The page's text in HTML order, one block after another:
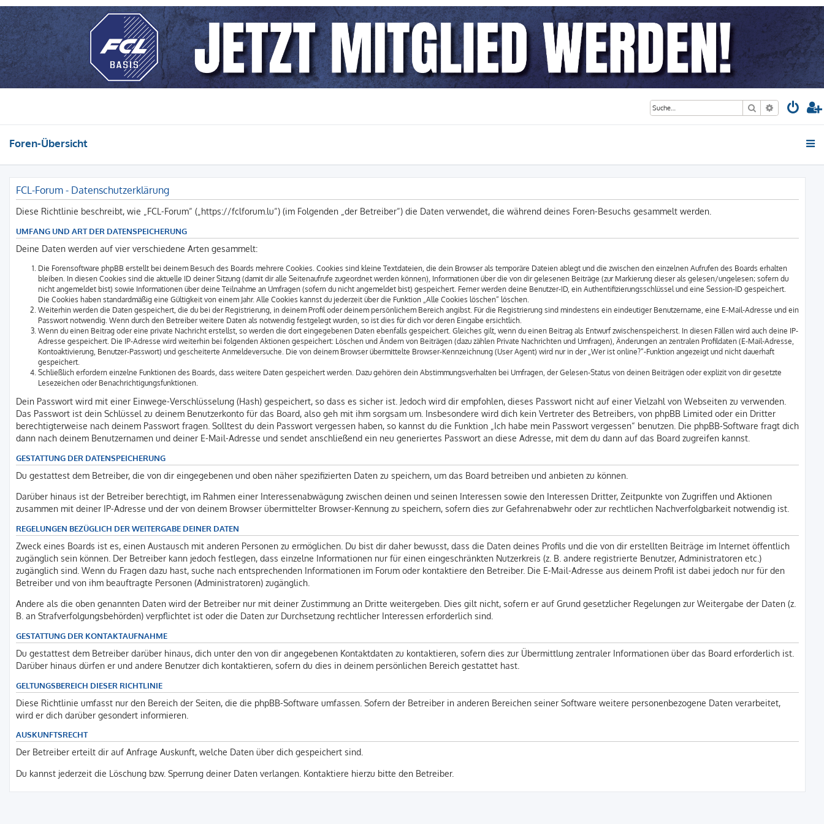
Suche Erweiterte
Foren-Übersicht
FCL-Forum - Datenschutzerklärung
Diese Richtlinie beschreibt, wie „FCL-Forum“ („https://fclforum.lu“) (im Folgenden „der Betreiber“) die Daten verwendet, die während deines Foren-Besuchs gesammelt werden.
UMFANG UND ART DER DATENSPEICHERUNG
Deine Daten werden auf vier verschiedene Arten gesammelt:
Die Forensoftware phpBB erstellt bei deinem Besuch des Boards mehrere Cookies. Cookies sind kleine Textdateien, die dein Browser als temporäre Dateien ablegt und die zwischen den einzelnen Aufrufen des Boards erhalten
bleiben. In diesen Cookies sind die aktuelle ID deiner Sitzung (damit dir alle Seitenaufrufe zugeordnet werden können), Informationen über die von dir gelesenen Beiträge (zur Markierung dieser als gelesen/ungelesen; sofern du
nicht angemeldet bist) sowie Informationen über deine Teilnahme an Umfragen (sofern du nicht angemeldet bist) gespeichert. Ferner werden deine Benutzer-ID, ein Authentifizierungsschlüssel und eine Session-ID gespeichert.
Die Cookies haben standardmäßig eine Gültigkeit von einem Jahr. Alle Cookies kannst du jederzeit über die Funktion „Alle Cookies löschen“ löschen.
Weiterhin werden die Daten gespeichert, die du bei der Registrierung, in deinem Profil oder deinem persönlichem Bereich angibst. Für die Registrierung sind mindestens ein eindeutiger Benutzername, eine E-Mail-Adresse und ein
Passwort notwendig. Wenn durch den Betreiber weitere Daten als notwendig festgelegt wurden, so ist dies für dich vor deren Eingabe ersichtlich.
Wenn du einen Beitrag oder eine private Nachricht erstellst, so werden die dort eingegebenen Daten ebenfalls gespeichert. Gleiches gilt, wenn du einen Beitrag als Entwurf zwischenspeicherst. In diesen Fällen wird auch deine IP-
Adresse gespeichert. Die IP-Adresse wird weiterhin bei folgenden Aktionen gespeichert: Löschen und Ändern von Beiträgen (dazu zählen Private Nachrichten und Umfragen), Änderungen an zentralen Profildaten (E-Mail-Adresse,
Kontoaktivierung, Benutzer-Passwort) und gescheiterte Anmeldeversuche. Die von deinem Browser übermittelte Browser-Kennzeichnung (User Agent) wird nur in der „Wer ist online?“-Funktion angezeigt und nicht dauerhaft
gespeichert.
Schließlich erfordern einzelne Funktionen des Boards, dass weitere Daten gespeichert werden. Dazu gehören dein Abstimmungsverhalten bei Umfragen, der Gelesen-Status von deinen Beiträgen oder explizit von dir gesetzte
Lesezeichen oder Benachrichtigungsfunktionen.
Dein Passwort wird mit einer Einwege-Verschlüsselung (Hash) gespeichert, so dass es sicher ist. Jedoch wird dir empfohlen, dieses Passwort nicht auf einer Vielzahl von Webseiten zu verwenden.
Das Passwort ist dein Schlüssel zu deinem Benutzerkonto für das Board, also geh mit ihm sorgsam um. Insbesondere wird dich kein Vertreter des Betreibers, von phpBB Limited oder ein Dritter
berechtigterweise nach deinem Passwort fragen. Solltest du dein Passwort vergessen haben, so kannst du die Funktion „Ich habe mein Passwort vergessen“ benutzen. Die phpBB-Software fragt dich
dann nach deinem Benutzernamen und deiner E-Mail-Adresse und sendet anschließend ein neu generiertes Passwort an diese Adresse, mit dem du dann auf das Board zugreifen kannst.
GESTATTUNG DER DATENSPEICHERUNG
Du gestattest dem Betreiber, die von dir eingegebenen und oben näher spezifizierten Daten zu speichern, um das Board betreiben und anbieten zu können.
Darüber hinaus ist der Betreiber berechtigt, im Rahmen einer Interessenabwägung zwischen deinen und seinen Interessen sowie den Interessen Dritter, Zeitpunkte von Zugriffen und Aktionen
zusammen mit deiner IP-Adresse und der von deinem Browser übermittelter Browser-Kennung zu speichern, sofern dies zur Gefahrenabwehr oder zur rechtlichen Nachverfolgbarkeit notwendig ist.
REGELUNGEN BEZÜGLICH DER WEITERGABE DEINER DATEN
Zweck eines Boards ist es, einen Austausch mit anderen Personen zu ermöglichen. Du bist dir daher bewusst, dass die Daten deines Profils und die von dir erstellten Beiträge im Internet öffentlich
zugänglich sein können. Der Betreiber kann jedoch festlegen, dass einzelne Informationen nur für einen eingeschränkten Nutzerkreis (z. B. andere registrierte Benutzer, Administratoren etc.)
zugänglich sind. Wenn du Fragen dazu hast, suche nach entsprechenden Informationen im Forum oder kontaktiere den Betreiber. Die E-Mail-Adresse aus deinem Profil ist dabei jedoch nur für den
Betreiber und von ihm beauftragte Personen (Administratoren) zugänglich.
Andere als die oben genannten Daten wird der Betreiber nur mit deiner Zustimmung an Dritte weitergeben. Dies gilt nicht, sofern er auf Grund gesetzlicher Regelungen zur Weitergabe der Daten (z.
B. an Strafverfolgungsbehörden) verpflichtet ist oder die Daten zur Durchsetzung rechtlicher Interessen erforderlich sind.
GESTATTUNG DER KONTAKTAUFNAHME
Du gestattest dem Betreiber darüber hinaus, dich unter den von dir angegebenen Kontaktdaten zu kontaktieren, sofern dies zur Übermittlung zentraler Informationen über das Board erforderlich ist.
Darüber hinaus dürfen er und andere Benutzer dich kontaktieren, sofern du dies in deinem persönlichen Bereich gestattet hast.
GELTUNGSBEREICH DIESER RICHTLINIE
Diese Richtlinie umfasst nur den Bereich der Seiten, die die phpBB-Software umfassen. Sofern der Betreiber in anderen Bereichen seiner Software weitere personenbezogene Daten verarbeitet,
wird er dich darüber gesondert informieren.
AUSKUNFTSRECHT
Der Betreiber erteilt dir auf Anfrage Auskunft, welche Daten über dich gespeichert sind.
Du kannst jederzeit die Löschung bzw. Sperrung deiner Daten verlangen. Kontaktiere hierzu bitte den Betreiber.